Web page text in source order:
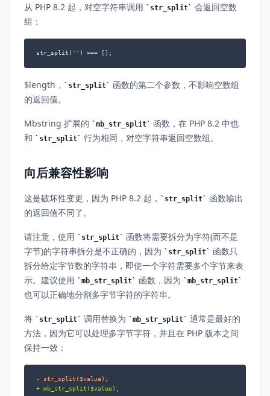
从 PHP 8.2 起，对空字符串调用 str_split
会返回空数
组：
str_split( '' ) === [];
$length， str_split
函数的第二个参数，不影响空数组
的返回值。
Mbstring 扩展的 mb_str_split
函数，在 PHP 8.2 中也
和
str_split 行为相同，对空字符串返回空数组。
向后兼容性影响
这是破坏性变更，因为 PHP 8.2 起， str_split
函数输出
的返回值不同了。
请注意，使用 str_split
函数将需要拆分为字符(而不是
字节)的字符串拆分是不正确的，因为
str_split
函数只
拆分给定字节数的字符串，即使一个字符需要多个字节来表
示。建议使用
mb_str_split 函数，因为 mb_str_split
也可以正确地分割多字节字符的字符串。
将 str_split 调用替换为 mb_str_split
通常是最好的
方法，因为它可以处理多字节字符，并且在 PHP 版本之间
保持一致：
- str_split($value);
+ mb_str_split($value);